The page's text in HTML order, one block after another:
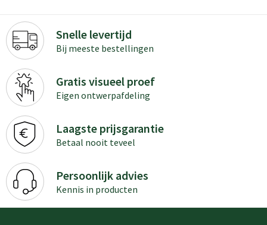
Snelle levertijd
Bij meeste bestellingen
Gratis visueel proef
Eigen ontwerpafdeling
Laagste prijsgarantie
Betaal nooit teveel
Persoonlijk advies
Kennis in producten